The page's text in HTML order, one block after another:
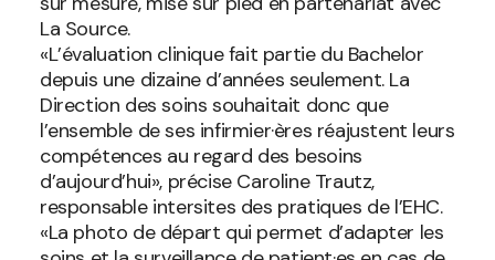
La Source.
«L’évaluation clinique fait partie du Bachelor
depuis une dizaine d’années seulement. La
Direction des soins souhaitait donc que
l’ensemble de ses infirmier·ères réajustent leurs
compétences au regard des besoins
d’aujourd’hui», précise Caroline Trautz,
responsable intersites des pratiques de l’EHC.
«La photo de départ qui permet d’adapter les